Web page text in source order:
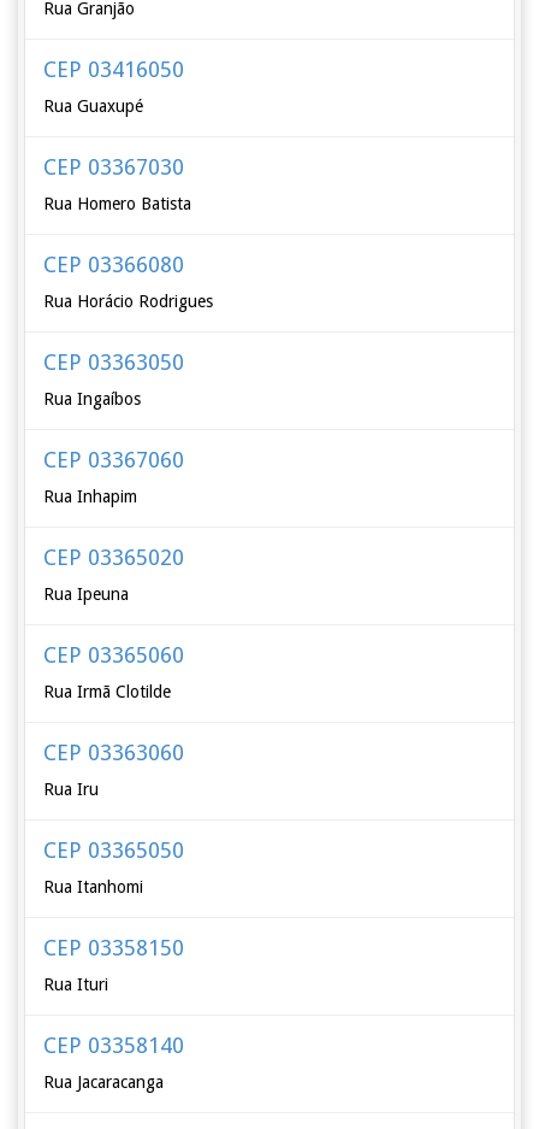
Rua Granjão
CEP 03416050
Rua Guaxupé
CEP 03367030
Rua Homero Batista
CEP 03366080
Rua Horácio Rodrigues
CEP 03363050
Rua Ingaíbos
CEP 03367060
Rua Inhapim
CEP 03365020
Rua Ipeuna
CEP 03365060
Rua Irmã Clotilde
CEP 03363060
Rua Iru
CEP 03365050
Rua Itanhomi
CEP 03358150
Rua Ituri
CEP 03358140
Rua Jacaracanga